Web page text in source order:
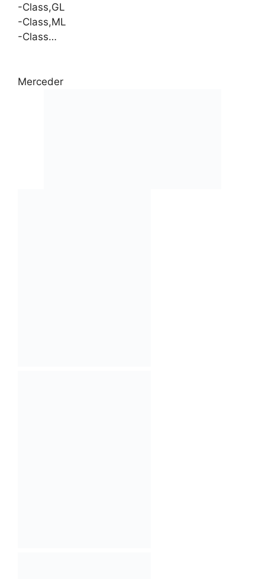
-Class,GL
-Class,ML
-Class…
Merceder